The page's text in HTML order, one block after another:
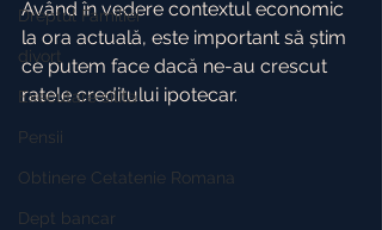
Dreptul Familiei
divort
Executare silita
Pensii
Obtinere Cetatenie Romana
Dept bancar
Având în vedere contextul economic
la ora actuală, este important să știm
ce putem face dacă ne-au crescut
ratele creditului ipotecar.